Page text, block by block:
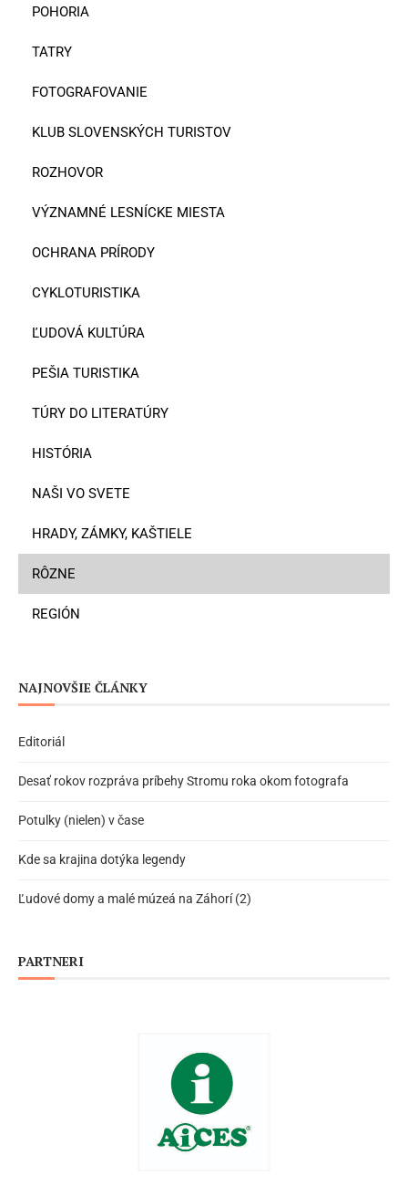
POHORIA
TATRY
FOTOGRAFOVANIE
KLUB SLOVENSKÝCH TURISTOV
ROZHOVOR
VÝZNAMNÉ LESNÍCKE MIESTA
OCHRANA PRÍRODY
CYKLOTURISTIKA
ĽUDOVÁ KULTÚRA
PEŠIA TURISTIKA
TÚRY DO LITERATÚRY
HISTÓRIA
NAŠI VO SVETE
HRADY, ZÁMKY, KAŠTIELE
RÔZNE
REGIÓN
NAJNOVŠIE ČLÁNKY
Editoriál
Desať rokov rozpráva príbehy Stromu roka okom fotografa
Potulky (nielen) v čase
Kde sa krajina dotýka legendy
Ľudové domy a malé múzeá na Záhorí (2)
PARTNERI